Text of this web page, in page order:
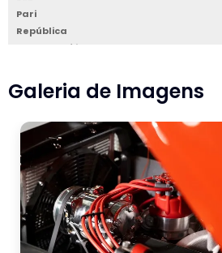
Pari
República
Santa Cecília
Sé
Vila Buarque
Galeria de Imagens